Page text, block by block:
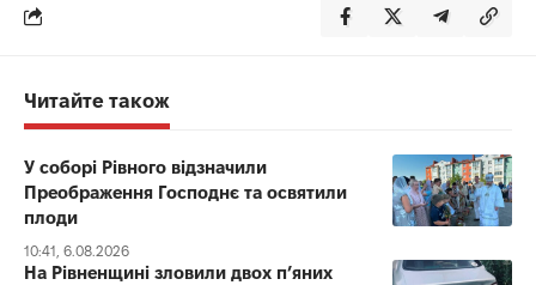
Читайте також
У соборі Рівного відзначили
Преображення Господнє та освятили
плоди
10:41, 6.08.2026
На Рівненщині зловили двох п’яних